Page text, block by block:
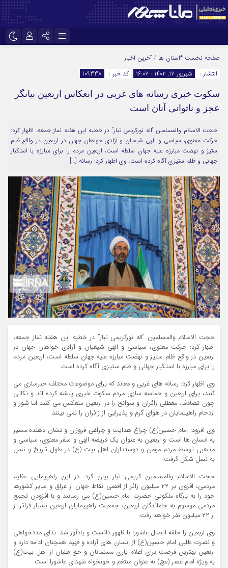
اینستاگرام
سروش ایتا
آپارات
نام کاربری یا نشانی ایمیل
رمز عبور
مرا به خاطر بسپار
صفحه نخست *استان ها / آخرین اخبار
انتشار :
شهریور ۱۷, ۱۴۰۲ - ۱۶:۰۷ کد خبر : 109338
سکوت خبری رسانه های غربی در انعکاس اربعین بیانگر
عجز و ناتوانی آنان است
حجت الاسلام والمسلمین “اله نورکریمی تبار” در خطبه این هفته نماز جمعه، اظهار کرد:
حرکت معنوی، سیاسی و الهی شیعیان و آزادی خواهان جهان در اربعین در واقع ظلم
ستیز و نهضت مبارزه علیه جهان سلطه است، اربعین مردم را برای مبارزه با استکبار
جهانی و ظلم ستیزی آگاه کرده است. وی اظهار کرد: رسانه […]
حجت الاسلام والمسلمین “اله نورکریمی تبار” در خطبه این هفته نماز جمعه،
اظهار کرد: حرکت معنوی، سیاسی و الهی شیعیان و آزادی خواهان جهان در
اربعین در واقع ظلم ستیز و نهضت مبارزه علیه جهان سلطه است، اربعین مردم
را برای مبارزه با استکبار جهانی و ظلم ستیزی آگاه کرده است.
وی اظهار کرد: رسانه های غربی و معاند که برای موضوعات مختلف خبرسازی می
کنند، برای اربعین و حماسه سازی مردم سکوت خبری پیشه کرده اند و نکاتی
چون تصادف، معطلی زائران و سوانح را در اربعین منعکس می کنند اما شور و
ازدحام راهپیمایان در هوای گرم و پذیرایی از زائران را نمی بینند.
وی افزود: امام حسین(ع) چراغ هدایت و چراغی فروزان و نشان دهنده مسیر
به انسان ها است و اربعین به عنوان یک فریضه الهی و سفر معنوی، سیاسی و
مذهبی توسط مردم مومن و دوستداران اهل بیت (ع) در طول تاریخ و نسل
به نسل شکل گرفت.
حجت الاسلام والمسلمین کریمی تبار بیان کرد: در این راهپیمایی عظیم
مردمی، افزون بر ۲۲ میلیون زائر از اقصی نقاط جهان از عراق و سایر کشورها
خود را به بارگاه ملکوتی حضرت امام حسین(ع) می رسانند و با افزودن تجمع
مردمی موسوم به جاماندگان اربعین، جمعیت راهپیمایان اربعین بسیار فراتر از
از ۲۲ میلیون نفر خواهد رفت.
وی اربعین را حلقه اتصال عاشورا با ظهور دانست و یادآور شد: ندای مددخواهی
و نصرت طلبی امام حسین(ع) از انسان های آزاده و فهیم همچنان ادامه دارد و
اربعین بهترین فرصت برای اعلام یاری مسلمانان و حق طلبان از اهل بیت(ع)
به ویژه امام عصر (عج) به عنوان منتغم و خونخواه شهدای عاشورا است.